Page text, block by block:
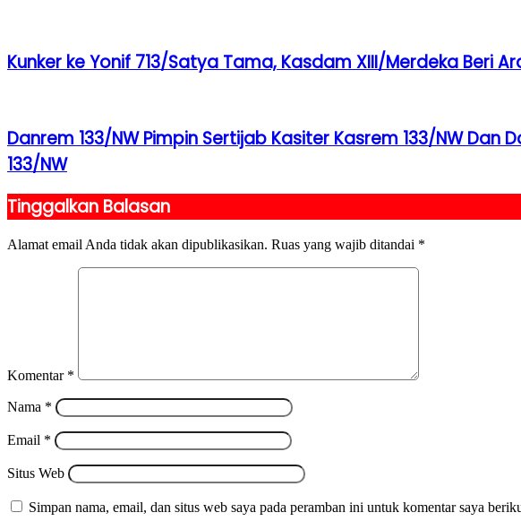
Kunker ke Yonif 713/Satya Tama, Kasdam XIII/Merdeka Beri
Danrem 133/NW Pimpin Sertijab Kasiter Kasrem 133/NW Dan
133/NW
Tinggalkan Balasan
Alamat email Anda tidak akan dipublikasikan. Ruas yang wajib ditandai *
Komentar *
Nama *
Email *
Situs Web
Simpan nama, email, dan situs web saya pada peramban ini untuk komentar saya